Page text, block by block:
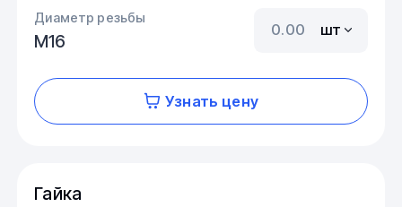
Диаметр резьбы
М16
шт
Узнать цену
Гайка